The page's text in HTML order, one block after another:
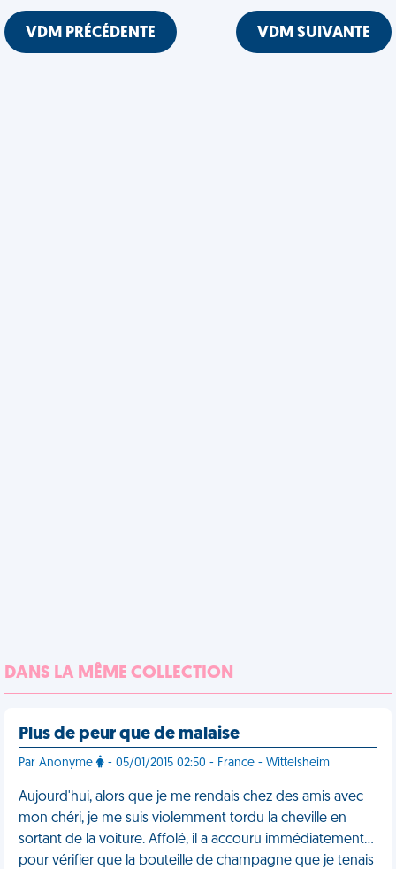
VDM PRÉCÉDENTE VDM SUIVANTE
DANS LA MÊME COLLECTION
Plus de peur que de malaise
Par Anonyme - 05/01/2015 02:50 - France - Wittelsheim
Aujourd'hui, alors que je me rendais chez des amis avec
mon chéri, je me suis violemment tordu la cheville en
sortant de la voiture. Affolé, il a accouru immédiatement…
pour vérifier que la bouteille de champagne que je tenais